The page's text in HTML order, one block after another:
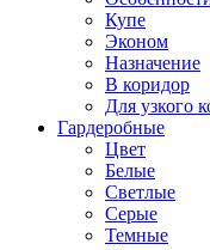
Купе
Эконом
Назначение
В коридор
Для узкого
Гардеробные
Цвет
Белые
Светлые
Серые
Темные